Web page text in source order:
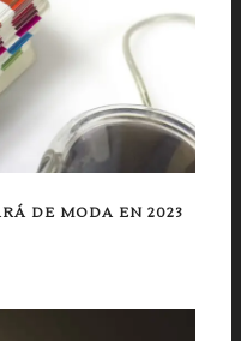
DE MODA EN 2023